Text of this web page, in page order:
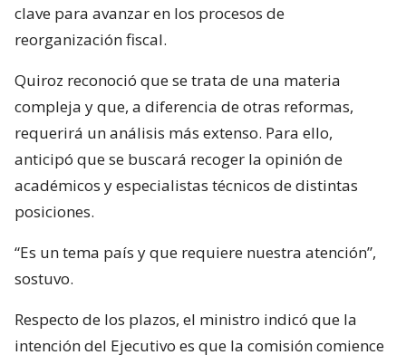
clave para avanzar en los procesos de
reorganización fiscal.
Quiroz reconoció que se trata de una materia
compleja y que, a diferencia de otras reformas,
requerirá un análisis más extenso. Para ello,
anticipó que se buscará recoger la opinión de
académicos y especialistas técnicos de distintas
posiciones.
“Es un tema país y que requiere nuestra atención”,
sostuvo.
Respecto de los plazos, el ministro indicó que la
intención del Ejecutivo es que la comisión comience